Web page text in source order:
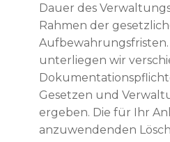
Dauer des
Rahmen der
unterliegen wir
Gesetzen und
ergeben. Die für Ihr
anzuwendenden